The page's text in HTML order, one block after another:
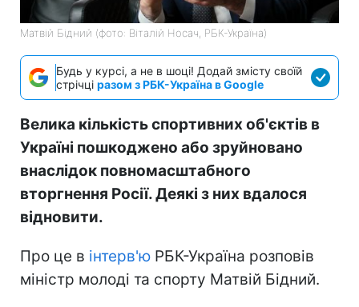
Матвій Бідний (фото: Віталій Носач, РБК-Україна)
Будь у курсі, а не в шоці! Додай змісту своїй
стрічці разом з РБК-Україна в Google
Велика кількість спортивних об'єктів в
Україні пошкоджено або зруйновано
внаслідок повномасштабного
вторгнення Росії. Деякі з них вдалося
відновити.
Про це в інтерв'ю РБК-Україна розповів
міністр молоді та спорту Матвій Бідний.